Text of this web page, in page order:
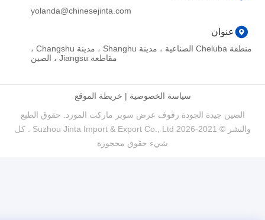
yolanda@chinesejinta.com
عنوان
منطقة Cheluba الصناعية ، مدينة Shanghu ، مدينة Changshu ،
مقاطعة Jiangsu ، الصين
سياسة الخصوصية|خريطة الموقع
جيدة الجودة رفوف عرض سوبر ماركت المورد. حقوق الطبع
والنشر © 2021-2026 Suzhou Jinta Import & Export Co., Ltd . كل
شيء حقوق محجوزة